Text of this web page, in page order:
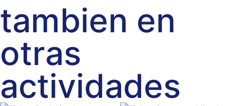
tambien en
otras
actividades